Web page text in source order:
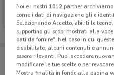
Allianz
Scade il 31/12 244 m
Porta DoveConviene
Puoi trovare le
salvarle e creare la
Noi e i nostri 1012partner
come i dati di navigazione gli o
Selezionando Accetto, abiliti le
supportino gli scopi mostrati alla
dati da fornire". Nel caso in cui
disabilitate, alcuni contenuti e
essere rilevanti. Puoi accedere
modificare le tue scelte o per
Mostra finalità in fondo alla pagina